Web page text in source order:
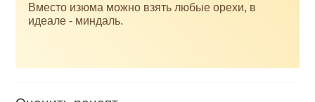
Вместо изюма можно взять любые орехи, в
идеале - миндаль.